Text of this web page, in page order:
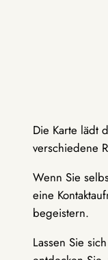
Die Karte lädt
verschiedene
Wenn Sie
eine
begeistern.
Lassen Sie